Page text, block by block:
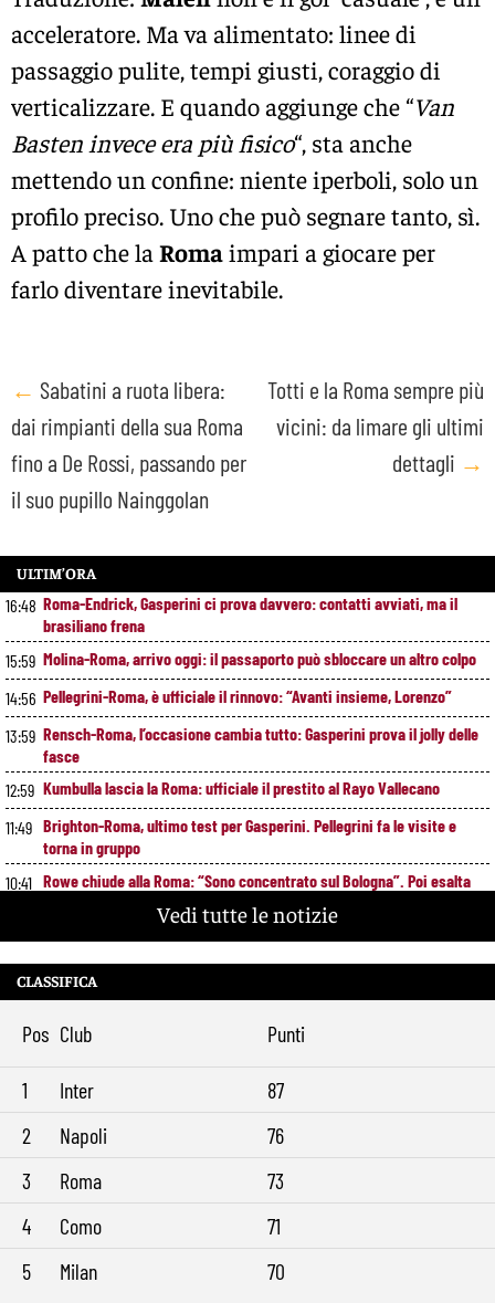
acceleratore. Ma va alimentato: linee di
passaggio pulite, tempi giusti, coraggio di
verticalizzare. E quando aggiunge che “Van
Basten invece era più fisico“, sta anche
mettendo un confine: niente iperboli, solo un
profilo preciso. Uno che può segnare tanto, sì.
A patto che la Romaimpari a giocare per
farlo diventare inevitabile.
Post
navigation
← Sabatini a ruota libera:
dai rimpianti della sua Roma
fino a De Rossi, passando per
il suo pupillo Nainggolan
Totti e la Roma sempre più
vicini: da limare gli ultimi
dettagli →
ULTIM’ORA
16:48 Roma-Endrick, Gasperini ci prova davvero: contatti avviati, ma il
brasiliano frena
15:59 Molina-Roma, arrivo oggi: il passaporto può sbloccare un altro colpo
14:56 Pellegrini-Roma, è ufficiale il rinnovo: “Avanti insieme, Lorenzo”
13:59 Rensch-Roma, l’occasione cambia tutto: Gasperini prova il jolly delle
fasce
12:59 Kumbulla lascia la Roma: ufficiale il prestito al Rayo Vallecano
11:49 Brighton-Roma, ultimo test per Gasperini. Pellegrini fa le visite e
torna in gruppo
10:41 Rowe chiude alla Roma: “Sono concentrato sul Bologna”. Poi esalta
9:32
Vedi tutte le notizie
CLASSIFICA
Pos Club Punti
1 Inter
87
2
Napoli
76
3
Roma
73
4
Como
71
5
Milan 70